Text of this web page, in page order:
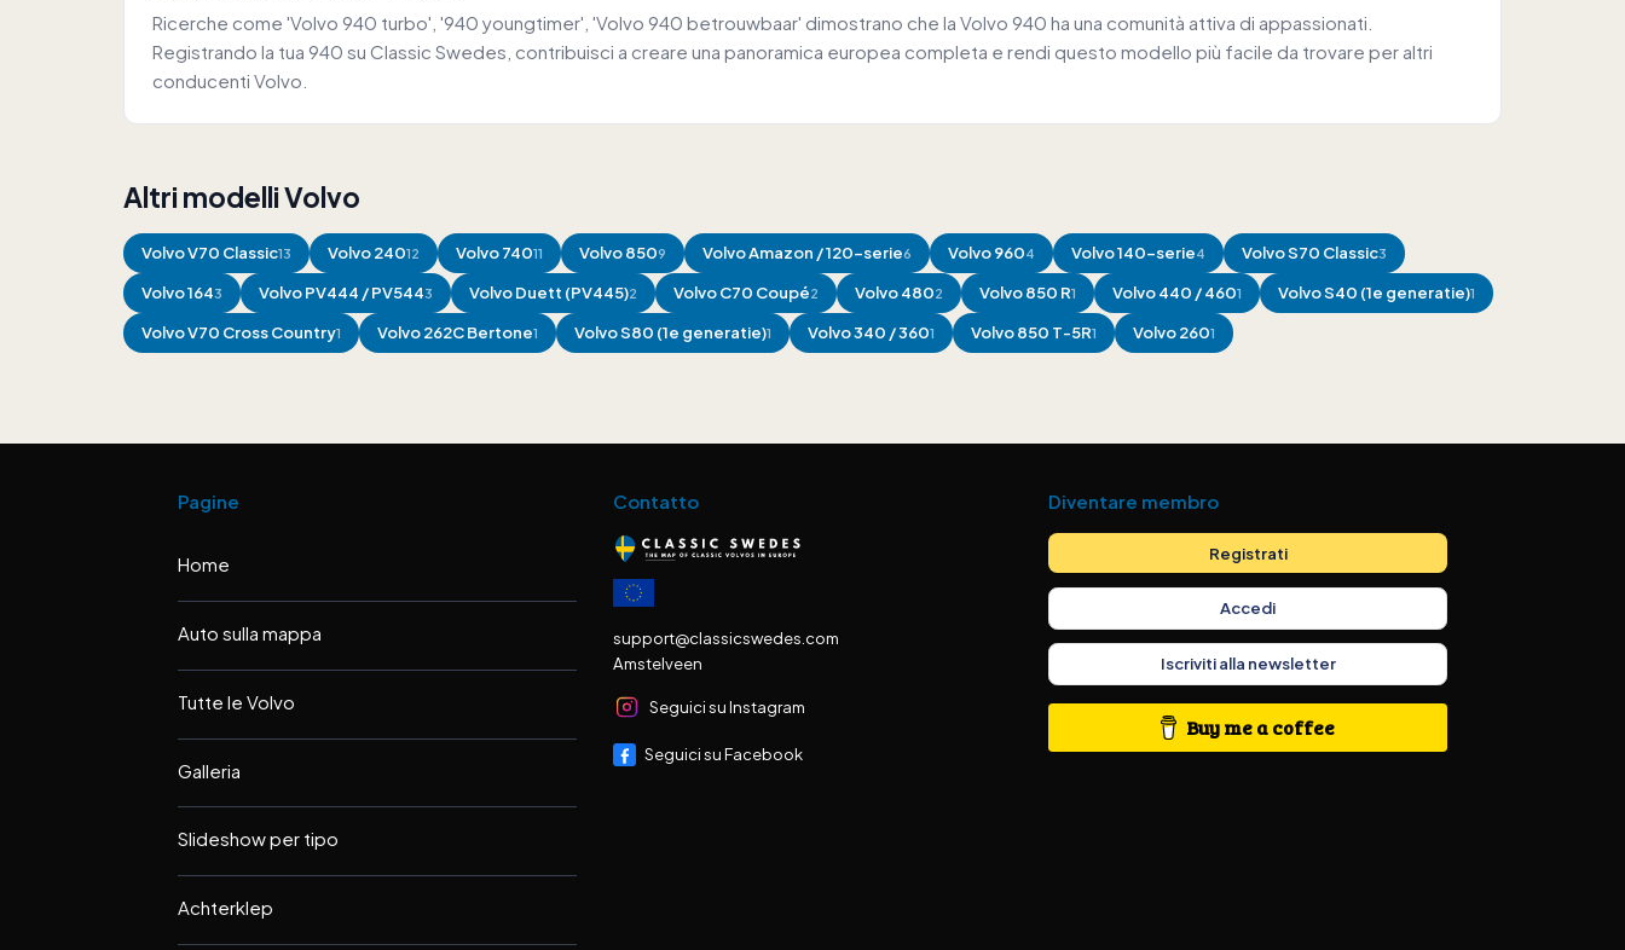
Ricerche come 'Volvo 940 turbo', '940 youngtimer', 'Volvo 940 betrouwbaar' dimostrano che la Volvo 940 ha una comunità attiva di appassionati.
Registrando la tua 940 su Classic Swedes, contribuisci a creare una panoramica europea completa e rendi questo modello più facile da trovare per altri
conducenti Volvo.
Altri modelli Volvo
VolvoV70 Classic13 Volvo24012 Volvo74011 Volvo8509 VolvoAmazon / 120-serie6 Volvo9604 Volvo140-serie4 VolvoS70 Classic3
Volvo1643 VolvoPV444 / PV5443 VolvoDuett (PV445)2 VolvoC70 Coupé2 Volvo4802 Volvo850 R1 Volvo440 / 4601 VolvoS40 (1e generatie)1
VolvoV70 Cross Country1 Volvo262C Bertone1 VolvoS80 (1e generatie)1 Volvo340 / 3601 Volvo850 T-5R1 Volvo2601
Pagine
Home
Auto sulla mappa
Tutte le Volvo
Galleria
Slideshow per tipo
Achterklep
Contatto
support@classicswedes.com
Amstelveen
Seguici su Instagram
Seguici su Facebook
Diventare membro
Registrati
Accedi
Iscriviti alla newsletter
Buy me a coffee